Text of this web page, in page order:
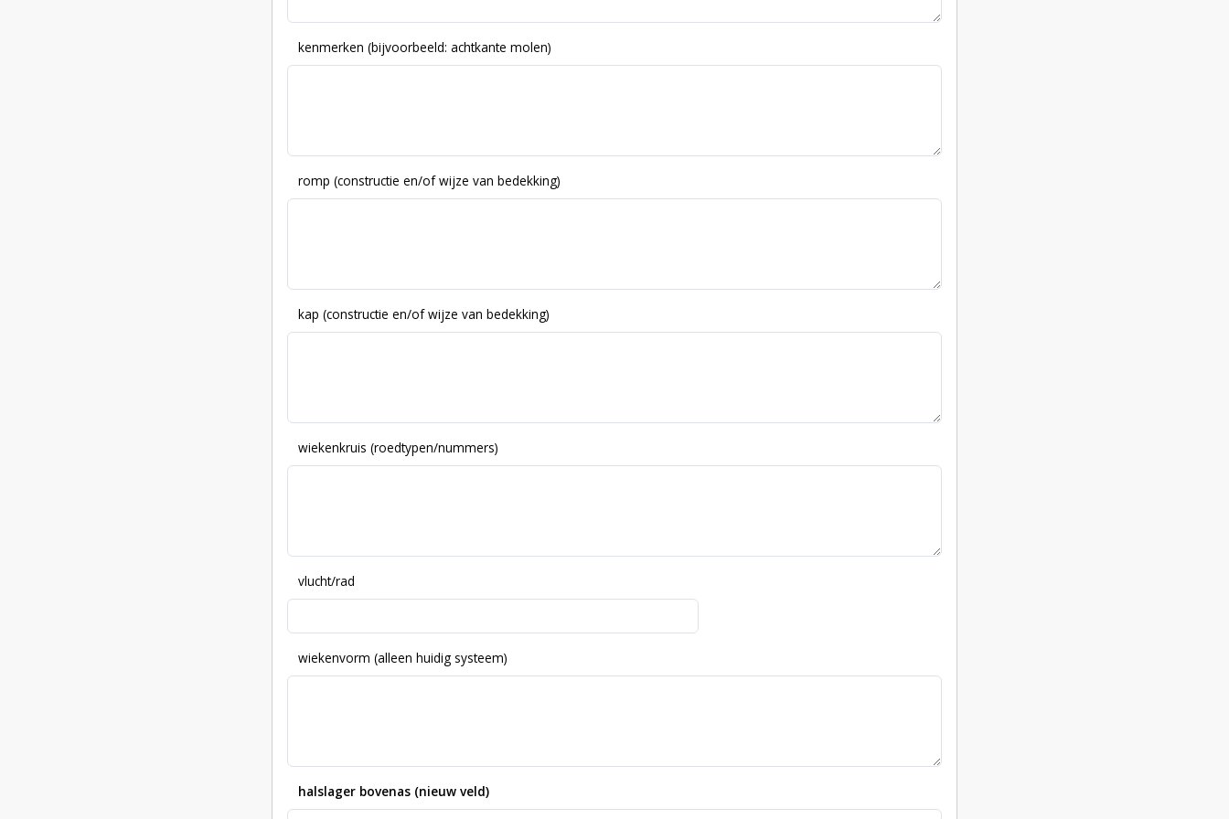
kenmerken (bijvoorbeeld: achtkante molen)
romp (constructie en/of wijze van bedekking)
kap (constructie en/of wijze van bedekking)
wiekenkruis (roedtypen/nummers)
vlucht/rad
wiekenvorm (alleen huidig systeem)
halslager bovenas (nieuw veld)